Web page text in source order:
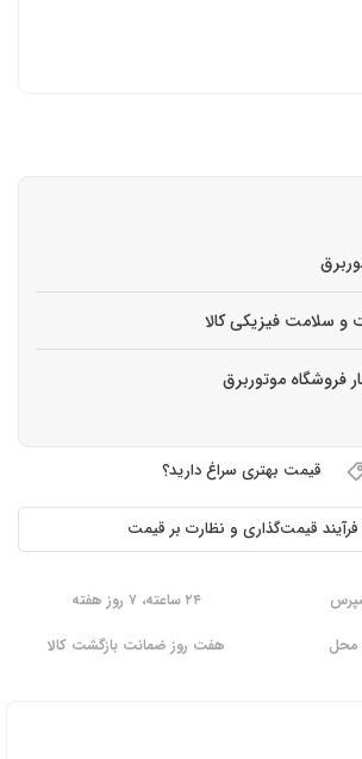
و سلامت فیزیکی کالا
فروشگاه موتوربرق
قیمت بهتری سراغ دارید؟
فرآیند قیمت‌گذاری و نظارت بر قیمت
۲۴ ساعته، ۷ روز هفته
محل
هفت روز ضمانت بازگشت کالا